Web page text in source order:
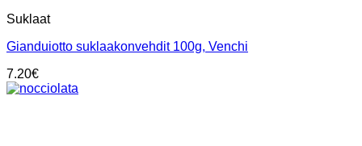
Suklaat
Gianduiotto suklaakonvehdit 100g, Venchi
7.20€